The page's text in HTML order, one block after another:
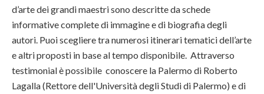
d’arte dei grandi maestri sono descritte da schede
informative complete di immagine e di biografia degli
autori. Puoi scegliere tra numerosi itinerari tematici dell’arte
e altri proposti in base al tempo disponibile. Attraverso
testimonial è possibile conoscere la Palermo di Roberto
Lagalla (Rettore dell'Università degli Studi di Palermo) e di